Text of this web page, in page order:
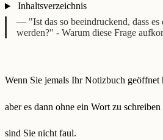
Inhaltsverzeichnis
— "Ist das so beeindruckend, dass es
werden?" - Warum diese Frage
Wenn Sie jemals Ihr Notizbuch geöffnet
aber es dann ohne ein Wort zu
sind Sie nicht faul.